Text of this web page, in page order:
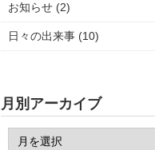
お知らせ (2)
日々の出来事 (10)
月別アーカイブ